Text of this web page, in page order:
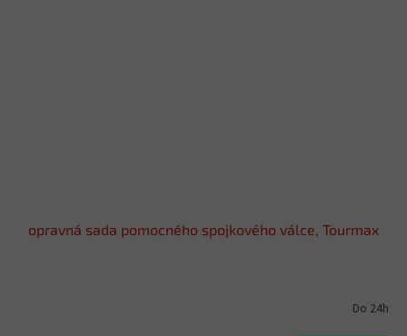
opravná sada pomocného spojkového válce, Tourmax
Do 24h